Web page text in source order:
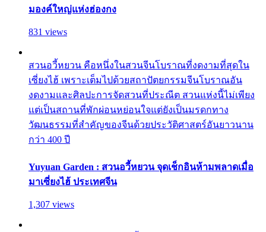
มองค์ใหญ่แห่งฮ่องกง
831 views
สวนอวี้หยวน คือหนึ่งในสวนจีนโบราณที่งดงามที่สุดใน
เซี่ยงไฮ้ เพราะเต็มไปด้วยสถาปัตยกรรมจีนโบราณอัน
งดงามและศิลปะการจัดสวนที่ประณีต สวนแห่งนี้ไม่เพียง
แต่เป็นสถานที่พักผ่อนหย่อนใจแต่ยังเป็นมรดกทาง
วัฒนธรรมที่สำคัญของจีนด้วยประวัติศาสตร์อันยาวนาน
กว่า 400 ปี
Yuyuan Garden : สวนอวี้หยวน จุดเช็กอินห้ามพลาดเมื่อ
มาเซี่ยงไฮ้ ประเทศจีน
1,307 views